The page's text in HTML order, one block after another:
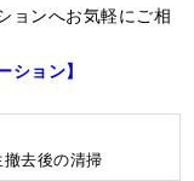
ョンへお気軽にご相
ション】
去後の清掃